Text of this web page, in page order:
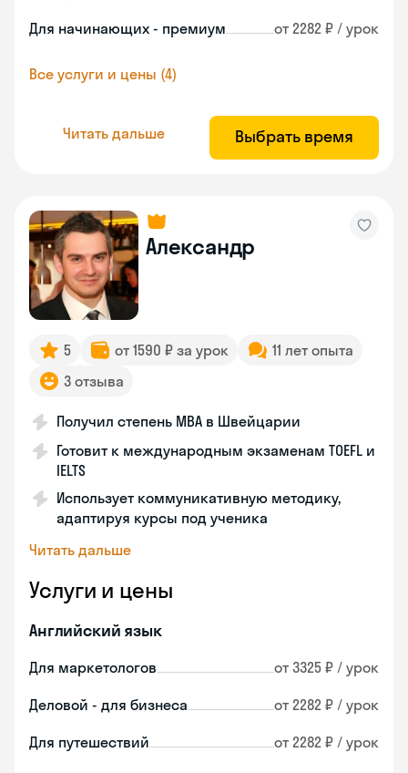
Для начинающих - премиум от 2282 ₽ / урок
Все услуги и цены (4)
Читать дальше Выбрать время
Александр
5 от 1590 ₽ за урок
11 лет опыта
3 отзыва
Получил степень MBA в Швейцарии
Готовит к международным экзаменам TOEFL и
IELTS
Использует коммуникативную методику,
адаптируя курсы под ученика
Читать дальше
Услуги и цены
Английский язык
Для маркетологов от 3325 ₽ / урок
Деловой - для бизнеса от 2282 ₽ / урок
Для путешествий от 2282 ₽ / урок